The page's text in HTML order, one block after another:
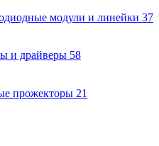
модули и линейки 37
и драйверы 58
прожекторы 21